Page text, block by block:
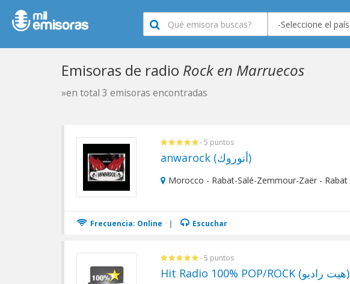
Emisoras de radio Rock en Marruecos
»en total 3 emisoras encontradas
- 5 puntos
anwarock (أنوروك)
Morocco - Rabat-Salé-Zemmour-Zaër - Rabat
Frecuencia: Online | Escuchar
- 5 puntos
Hit Radio 100% POP/ROCK (هيت راديو)